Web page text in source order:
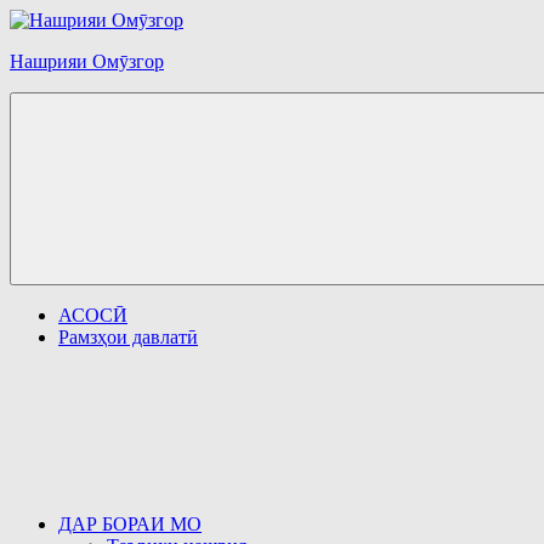
Перейти
содержимому
Нашрияи Омӯзгор
АСОСӢ
Рамзҳои давлатӣ
ДАР БОРАИ МО